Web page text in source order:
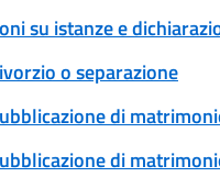
su istanze e
o separazione
di
di